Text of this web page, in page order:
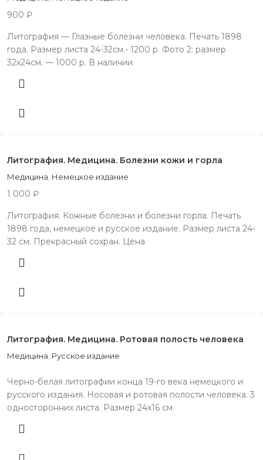
900 ₽
Литография — Глазные болезни человека. Печать 1898
года. Размер листа 24-32см.- 1200 р. Фото 2: размер
32х24см. — 1000 р. В наличии
Литография. Медицина. Болезни кожи и горла
Медицина, Немецкое издание
1 000 ₽
Литография. Кожные болезни и болезни горла. Печать
1898 года, немецкое и русское издание. Размер листа 24-
32 см. Прекрасный сохран. Цена
Литография. Медицина. Ротовая полость человека
Медицина, Русское издание
Черно-белая литографии конца 19-го века немецкого и
русского издания. Носовая и ротовая полости человека. 3
односторонних листа. Размер 24х16 см.